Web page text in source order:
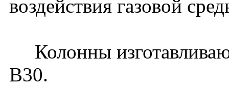
воздействия газовой
Колонны
В30.